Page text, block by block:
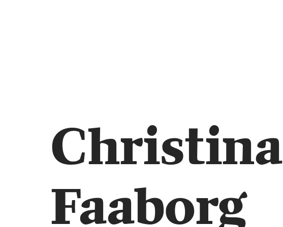
Christina
Faaborg